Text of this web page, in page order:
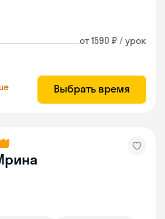
от 1590 ₽ / урок
Выбрать время